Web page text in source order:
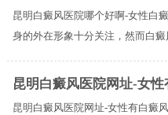
昆明白癜风医院哪个好啊-女性白
身的外在形象十分关注，然而白癜
昆明白癜风医院网址-女
昆明白癜风医院网址-女性有白癜